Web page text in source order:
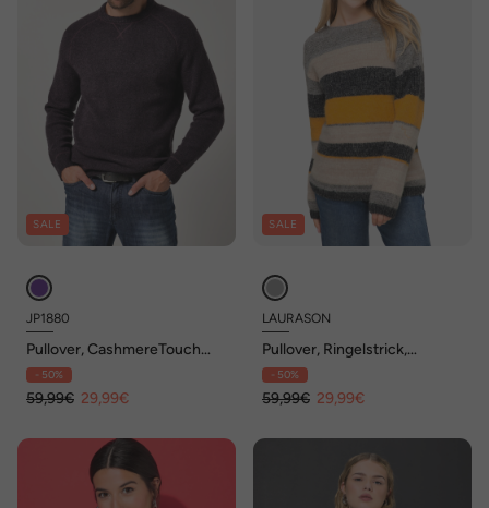
SALE
JP1880
Pullover, CashmereTouch
Strick, Rundhalsausschnitt,
bis 7 XL
- 50%
59,99€ 29,99€
SALE
LAURASON
Pullover, Ringelstrick,
Wollanteil, Rundhals,
Langarm
- 50%
59,99€ 29,99€